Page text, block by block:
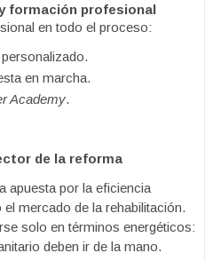
formación profesional
en todo el proceso:
en marcha.
Academy.
de la reforma
apuesta por la eficiencia
mercado de la rehabilitación.
solo en términos energéticos:
deben ir de la mano.